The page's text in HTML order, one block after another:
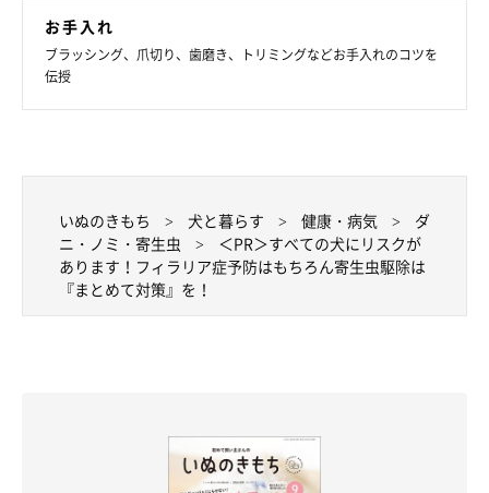
お手入れ
ブラッシング、爪切り、歯磨き、トリミングなどお手入れのコツを
伝授
いぬのきもち 犬と暮らす 健康・病気
ダ
ニ・ノミ・寄生虫
＜PR＞すべての犬にリスクが
あります！フィラリア症予防はもちろん寄生虫駆除は
『まとめて対策』を！